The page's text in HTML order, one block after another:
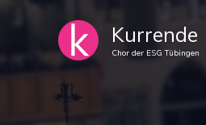
content
Kurrende
Chor der ESG Tübingen